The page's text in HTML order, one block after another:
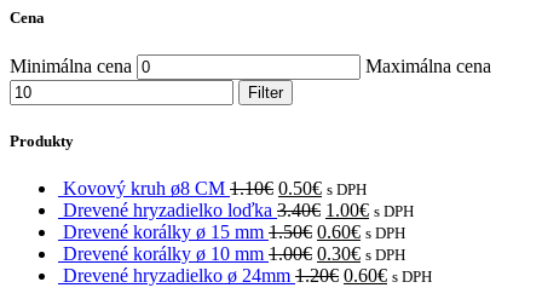
Cena
Minimálna cena Maximálna cena
Filter
Produkty
Kovový kruh ø8 CM 1.10€ 0.50€ s DPH
Drevené hryzadielko loďka 3.40€ 1.00€ s DPH
Drevené korálky ø 15 mm 1.50€ 0.60€ s DPH
Drevené korálky ø 10 mm 1.00€ 0.30€ s DPH
Drevené hryzadielko ø 24mm 1.20€ 0.60€ s DPH